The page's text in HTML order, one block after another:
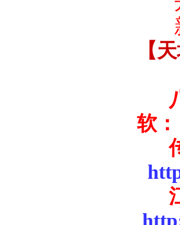
新
【
软：